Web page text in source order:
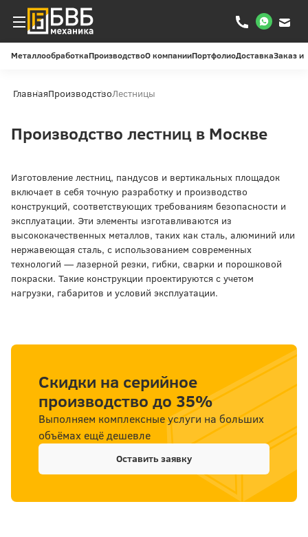
МеталлообработкаПроизводствоО компанииПортфолиоДоставкаЗаказ и
ГлавнаяПроизводствоЛестницы
Производство лестниц в Москве
Изготовление лестниц, пандусов и вертикальных площадок
включает в себя точную разработку и производство
конструкций, соответствующих требованиям безопасности и
эксплуатации. Эти элементы изготавливаются из
высококачественных металлов, таких как сталь, алюминий или
нержавеющая сталь, с использованием современных
технологий — лазерной резки, гибки, сварки и порошковой
покраски. Такие конструкции проектируются с учетом
нагрузки, габаритов и условий эксплуатации.
Скидки на серийное
производство до 35%
Выполняем комплексные услуги на больших
объёмах ещё дешевле
Оставить заявку